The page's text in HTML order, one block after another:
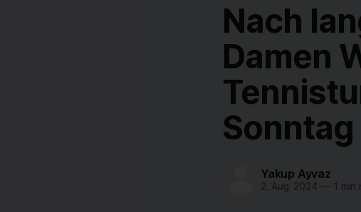
Nach
Damen
Yakup Ayvaz
2. Aug. 2024 —1 min